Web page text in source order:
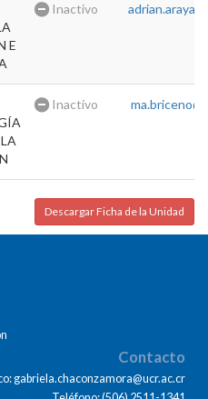
E
Inactivo
Inactivo
Descargar Ficha de la Unidad
Contacto
gabriela.chaconzamora@ucr.ac.cr